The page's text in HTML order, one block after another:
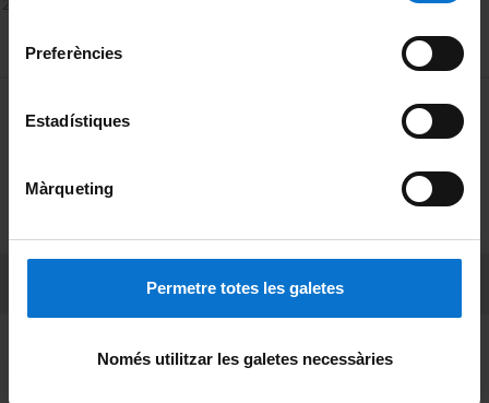
Preferències
Estadístiques
Màrqueting
Permetre totes les galetes
Només utilitzar les galetes necessàries
MENÚ PEU 1
Política de Cookies
Privacidad y términos